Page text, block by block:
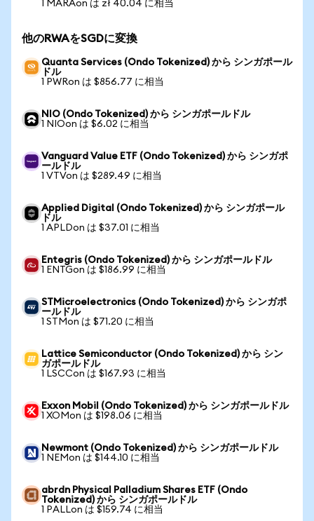
1 MARAon は zł 40.04 に相当
他のRWAをSGDに変換
Quanta Services (Ondo Tokenized) から シンガポール
ドル
1 PWRon は $856.77 に相当
NIO (Ondo Tokenized) から シンガポールドル
1 NIOon は $6.02 に相当
Vanguard Value ETF (Ondo Tokenized) から シンガポ
ールドル
1 VTVon は $289.49 に相当
Applied Digital (Ondo Tokenized) から シンガポール
ドル
1 APLDon は $37.01 に相当
Entegris (Ondo Tokenized) から シンガポールドル
1 ENTGon は $186.99 に相当
STMicroelectronics (Ondo Tokenized) から シンガポ
ールドル
1 STMon は $71.20 に相当
Lattice Semiconductor (Ondo Tokenized) から シン
ガポールドル
1 LSCCon は $167.93 に相当
Exxon Mobil (Ondo Tokenized) から シンガポールドル
1 XOMon は $198.06 に相当
Newmont (Ondo Tokenized) から シンガポールドル
1 NEMon は $144.10 に相当
abrdn Physical Palladium Shares ETF (Ondo
Tokenized) から シンガポールドル
1 PALLon は $159.74 に相当